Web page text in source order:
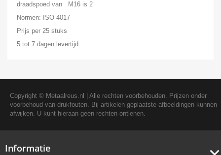
draadspoed van M16 is 2
Normen: ISO 4017
Prijs per 25 stuks
5 tot 7 dagen levertijd
Copyright © Metaalreus.nl
| Alle rechten voorbehouden. Prijzen onder
voorbehoud van drukfouten. Bij artikelen geplaatste afbeeldingen kunnen
afwijken. U kunt hieraan geen rechten ontlenen.
Informatie